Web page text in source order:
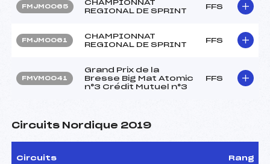
FMJM0065
CHAMPIONNAT
REGIONAL DE SPRINT
FFS
FMJM0061
CHAMPIONNAT
REGIONAL DE SPRINT
FFS
FMVM0041
Grand Prix de la
Bresse Big Mat Atomic
n°3 Crédit Mutuel n°3
FFS
Circuits Nordique 2019
Circuits Rang